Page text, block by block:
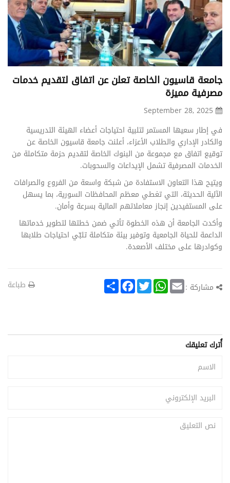
جامعة قاسيون الخاصة تعلن عن اتفاق لتقديم خدمات
مصرفية مميزة
في إطار سعيها المستمر لتلبية احتياجات أعضاء الهيئة التدريسية
والكادر الإداري والطلاب الأعزاء، أعلنت جامعة قاسيون الخاصة عن
توقيع اتفاق مع مجموعة من البنوك الخاصة لتقديم حزمة متكاملة من
الخدمات المصرفية تشمل الإيداعات والسحوبات.
ويتيح هذا التعاون الاستفادة من شبكة واسعة من الفروع والصرافات
الآلية الحديثة، التي تغطي معظم المحافظات السورية، بما يسهل
على المستفيدين إنجاز معاملاتهم المالية بسرعة وأمان.
وأكدت الجامعة أن هذه الخطوة تأتي ضمن خطتها لتطوير خدماتها
الداعمة للحياة الجامعية وتوفير بيئة متكاملة تلبّي احتياجات طلابها
وكوادرها على مختلف الأصعدة.
مشاركة : Share
FacebookTwitter
WhatsAppEmail طباعة
أُترك تعليقك